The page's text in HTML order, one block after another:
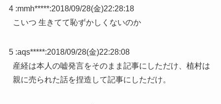
4 :mmh*****:2018/09/28(金)22:28:18
こいつ 生きてて恥ずかしくないのか
5 :aqs*****:2018/09/28(金)22:28:08
産経は本人の嘘発言をそのまま記事にしただけ、植村は
親に売られた話を捏造して記事にしただけ。